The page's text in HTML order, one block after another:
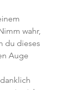
wahr,
du dieses
Auge